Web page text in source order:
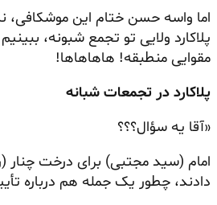
اما واسه حسن ختام این موشکافی،
پلاکارد ولایی تو تجمع شبونه،
مقوایی منطبقه! هاهاهاها!
پلاکارد در تجمعات شبانه
«آقا یه سؤال؟؟؟
امام (سید مجتبی) برای درخت چنار
دادند، چطور یک جمله هم درباره